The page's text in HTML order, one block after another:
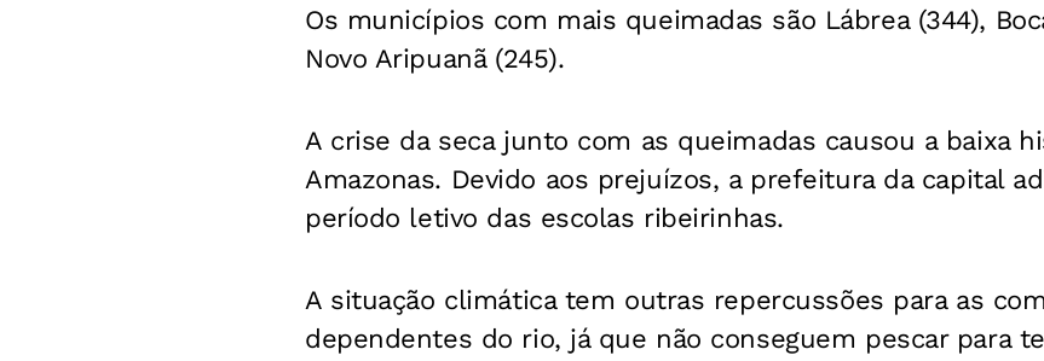
Os municípios com mais queimadas são Lábrea (344),
Novo Aripuanã (245).
A crise da seca junto com as queimadas causou a baixa
Amazonas. Devido aos prejuízos, a prefeitura da capital
período letivo das escolas ribeirinhas.
A situação climática tem outras repercussões para as
dependentes do rio, já que não conseguem pescar para